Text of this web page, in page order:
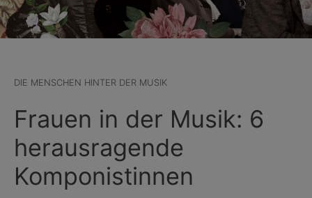
DIE MENSCHEN HINTER DER MUSIK
Frauen in der Musik: 6
herausragende
Komponistinnen